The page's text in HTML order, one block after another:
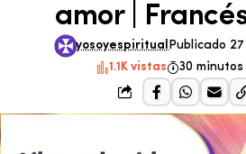
amor |
yosoyespiritual Publicado
1.1K vistas
30